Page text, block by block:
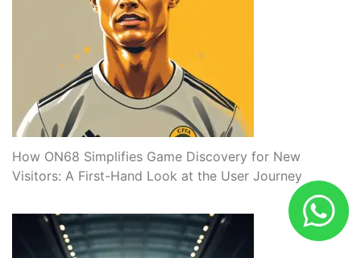
How ON68 Simplifies Game Discovery for New
Visitors: A First-Hand Look at the User Journey